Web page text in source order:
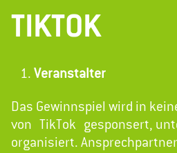
TIKTOK
Veranstalter
Das Gewinnspiel wird in
von TikTok gesponsert,
organisiert.